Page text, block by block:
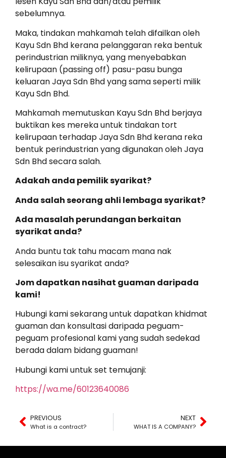
sebelumnya.
Maka, tindakan mahkamah telah difailkan oleh
Kayu Sdn Bhd kerana pelanggaran reka bentuk
perindustrian miliknya, yang menyebabkan
kelirupaan (passing off) pasu-pasu bunga
keluaran Jaya Sdn Bhd yang sama seperti milik
Kayu Sdn Bhd.
Mahkamah memutuskan Kayu Sdn Bhd berjaya
buktikan kes mereka untuk tindakan tort
kelirupaan terhadap Jaya Sdn Bhd kerana reka
bentuk perindustrian yang digunakan oleh Jaya
Sdn Bhd secara salah.
Adakah anda pemilik syarikat?
Anda salah seorang ahli lembaga syarikat?
Ada masalah perundangan berkaitan
syarikat anda?
Anda buntu tak tahu macam mana nak
selesaikan isu syarikat anda?
Jom dapatkan nasihat guaman daripada
kami!
Hubungi kami sekarang untuk dapatkan khidmat
guaman dan konsultasi daripada peguam-
peguam profesional kami yang sudah sedekad
berada dalam bidang guaman!
Hubungi kami untuk set temujanji:
https://wa.me/60123640086
PREVIOUS
What is a contract?
NEXT
WHAT IS A COMPANY?